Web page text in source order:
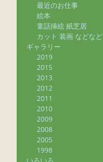
最近のお仕事
絵本
童話挿絵 紙芝居
カット 装画 などなど
ギャラリー
2019
2015
2013
2012
2011
2010
2009
2008
2005
1998